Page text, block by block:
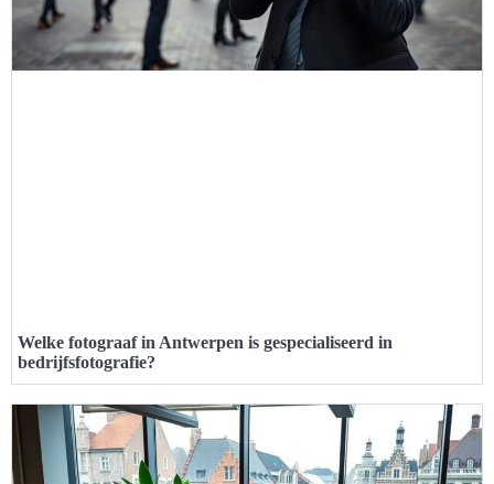
Welke fotograaf in Antwerpen is gespecialiseerd in
bedrijfsfotografie?